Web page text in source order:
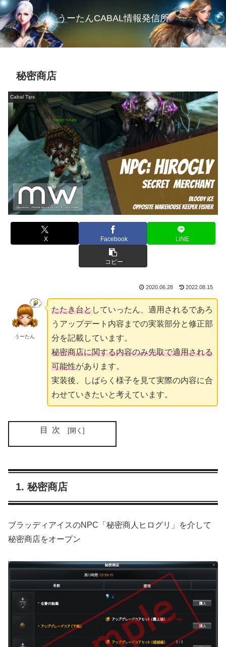
うーたんCABAL情報発信所
秘密商店
Cabal Tips
X Facebook LINE
コピー
2020.06.28 2022.08.15
うーたん
たたき台としていったん、適用されるであろ
うアップデート内容までの実装部分と修正部
分を記載しています。
秘密商店に関する内容のみ先取で適用される
可能性があります。
実装後、しばらく様子を見て実際の内容に合
わせていきたいと考えています。
目次
1. 秘密商店
ブラッディアイスのNPC「秘密商人ヒログリ」を介して
秘密商店をオープン